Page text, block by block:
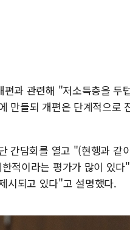
과 관련해 "저소득층을 두
만들되 개편은 단계적으로
간담회를 열고 "(현행과 같
적이라는 평가가 많이 있
시되고 있다"고 설명했다.